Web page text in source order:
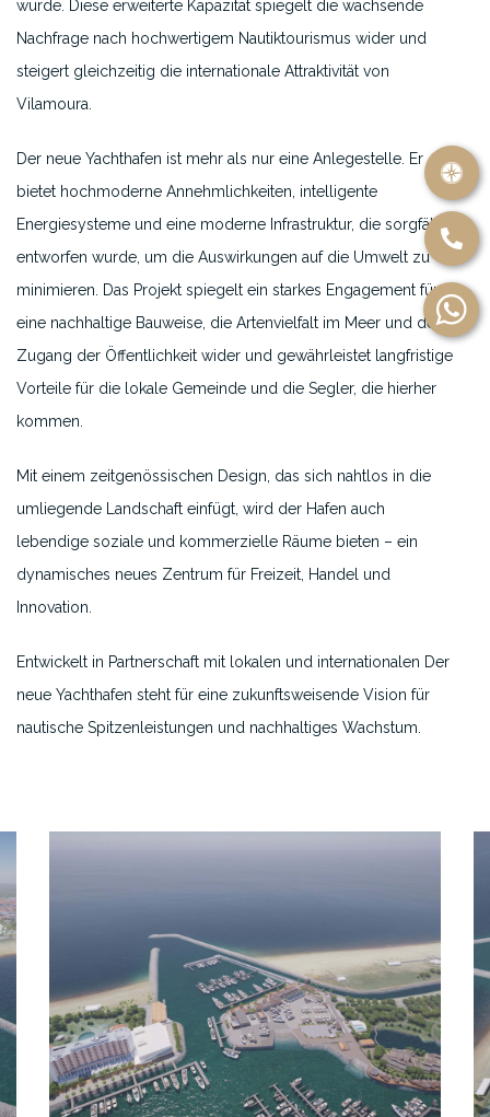
wurde. Diese erweiterte Kapazität spiegelt die wachsende
Nachfrage nach hochwertigem Nautiktourismus wider und
steigert gleichzeitig die internationale Attraktivität von
Vilamoura.
Der neue Yachthafen ist mehr als nur eine Anlegestelle. Er
bietet hochmoderne Annehmlichkeiten, intelligente
Energiesysteme und eine moderne Infrastruktur, die sorgfältig
entworfen wurde, um die Auswirkungen auf die Umwelt zu
minimieren. Das Projekt spiegelt ein starkes Engagement für
eine nachhaltige Bauweise, die Artenvielfalt im Meer und den
Zugang der Öffentlichkeit wider und gewährleistet langfristige
Vorteile für die lokale Gemeinde und die Segler, die hierher
kommen.
Mit einem zeitgenössischen Design, das sich nahtlos in die
umliegende Landschaft einfügt, wird der Hafen auch
lebendige soziale und kommerzielle Räume bieten – ein
dynamisches neues Zentrum für Freizeit, Handel und
Innovation.
Entwickelt in Partnerschaft mit lokalen und internationalen Der
neue Yachthafen steht für eine zukunftsweisende Vision für
nautische Spitzenleistungen und nachhaltiges Wachstum.